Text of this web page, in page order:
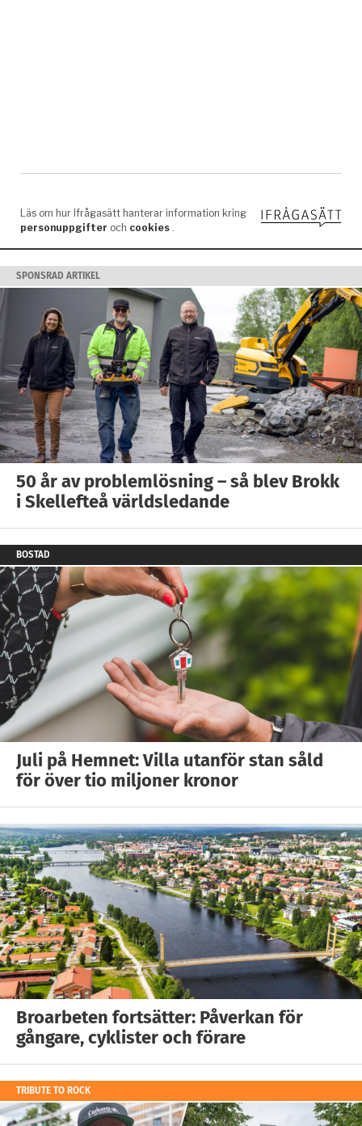
SPONSRAD ARTIKEL
50 år av problemlösning – så blev Brokk
i Skellefteå världsledande
BOSTAD
Juli på Hemnet: Villa utanför stan såld
för över tio miljoner kronor
Broarbeten fortsätter: Påverkan för
gångare, cyklister och förare
TRIBUTE TO ROCK